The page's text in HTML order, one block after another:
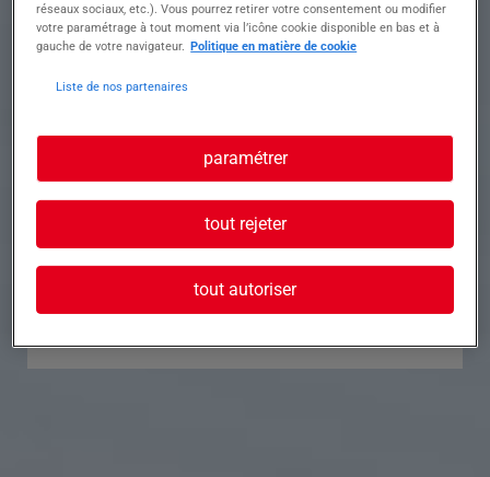
Contact
Tél.
Postuler à cette offre
réseaux sociaux, etc.). Vous pourrez retirer votre consentement ou modifier
votre paramétrage à tout moment via l’icône cookie disponible en bas et à
gauche de votre navigateur. Politique en matière de cookie
Liste de nos partenaires
paramétrer
tout rejeter
tout autoriser